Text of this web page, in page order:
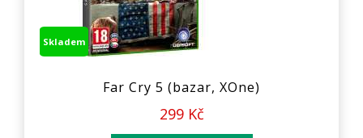
Skladem
Far Cry 5 (bazar, XOne)
299 Kč